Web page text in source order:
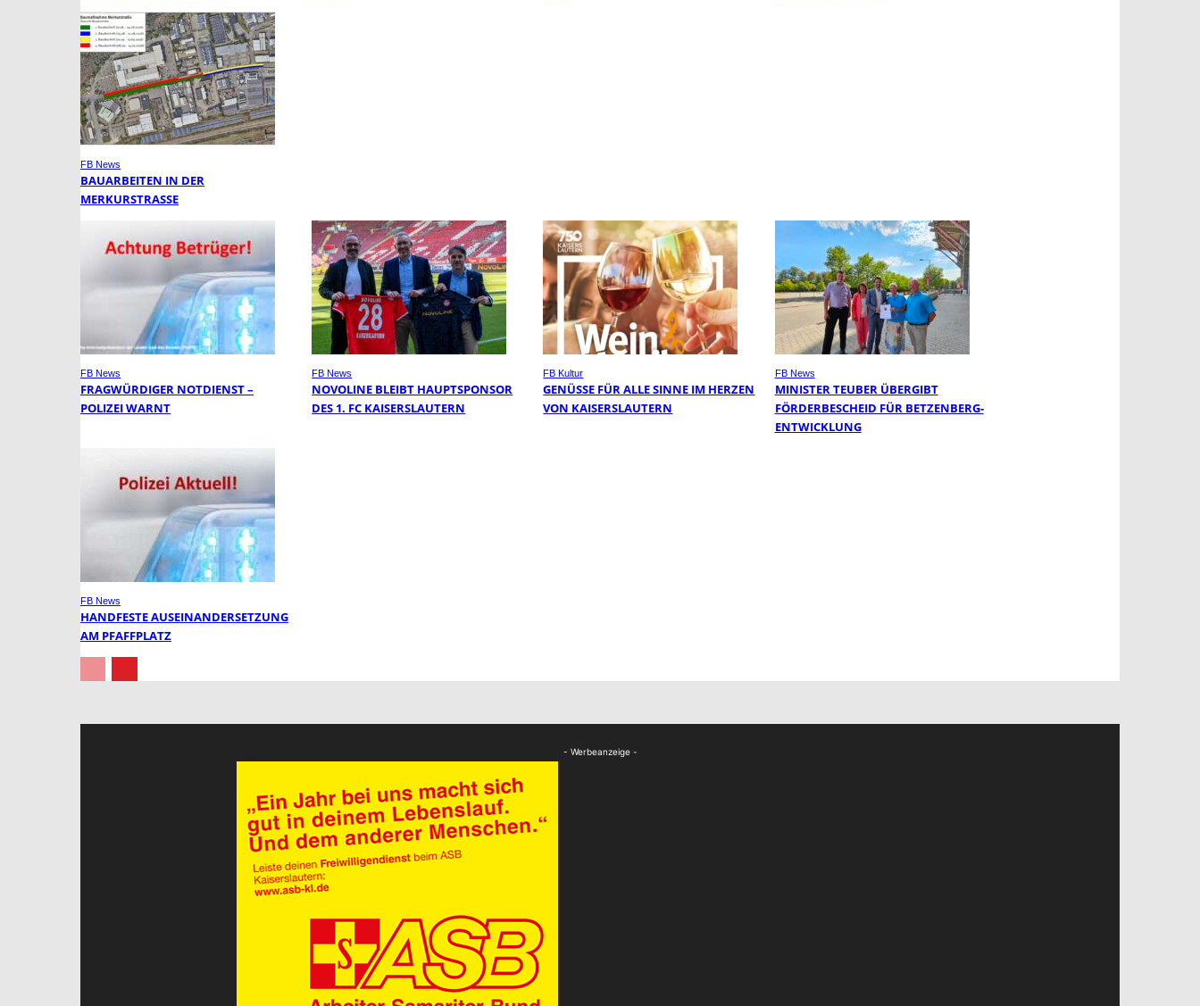
FB News
BAUARBEITEN IN DER
MERKURSTRASSE
FB News
FRAGWÜRDIGER NOTDIENST –
POLIZEI WARNT
FB News
NOVOLINE BLEIBT HAUPTSPONSOR
DES 1. FC KAISERSLAUTERN
FB Kultur
GENÜSSE FÜR ALLE SINNE IM HERZEN
VON KAISERSLAUTERN
FB News
MINISTER TEUBER ÜBERGIBT
FÖRDERBESCHEID FÜR BETZENBERG-
ENTWICKLUNG
FB News
HANDFESTE AUSEINANDERSETZUNG
AM PFAFFPLATZ
- Werbeanzeige -